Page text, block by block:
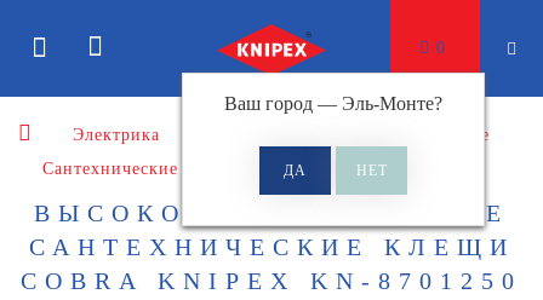
Ваш город — Эль-Монте?
0
Электрика
Клещи сантехнические
Сантехнические клещи Cobra
ВЫСОКОТЕХНОЛОГИЧНЫЕ
САНТЕХНИЧЕСКИЕ КЛЕЩИ
COBRA KNIPEX KN-8701250